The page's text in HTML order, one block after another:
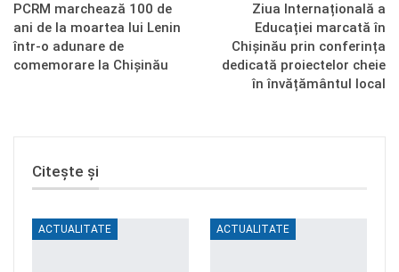
PCRM marchează 100 de
ani de la moartea lui Lenin
într-o adunare de
comemorare la Chișinău
Ziua Internațională a
Educației marcată în
Chișinău prin conferința
dedicată proiectelor cheie
în învățământul local
Citește și
ACTUALITATE ACTUALITATE